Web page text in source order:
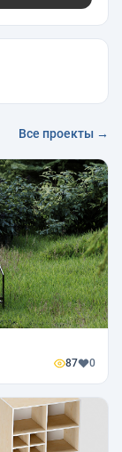
Все проекты →
87 0